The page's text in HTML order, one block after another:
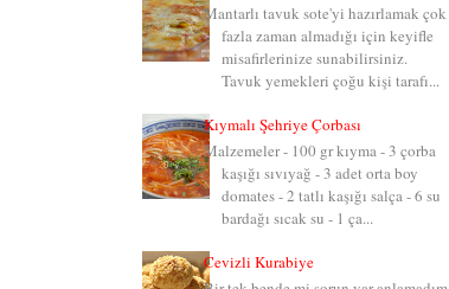
Mantarlı tavuk sote'yi hazırlamak çok
fazla zaman almadığı için keyifle
misafirlerinize sunabilirsiniz.
Tavuk yemekleri çoğu kişi tarafı...
Kıymalı Şehriye Çorbası
Malzemeler - 100 gr kıyma - 3 çorba
kaşığı sıvıyağ - 3 adet orta boy
domates - 2 tatlı kaşığı salça - 6 su
bardağı sıcak su - 1 ça...
Cevizli Kurabiye